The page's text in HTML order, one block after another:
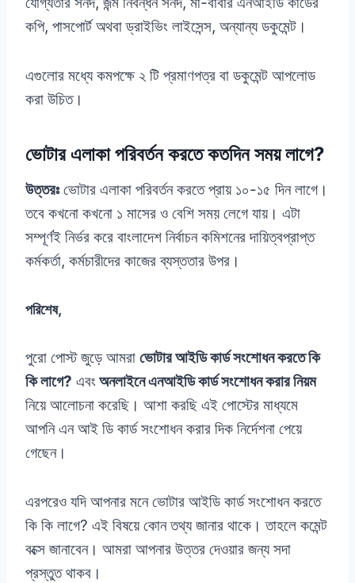
কপি, পাসপোর্ট অথবা ড্রাইভিং লাইসেন্স, অন্যান্য ডকুমেন্ট।
এগুলোর মধ্যে কমপক্ষে ২ টি প্রমাণপত্র বা ডকুমেন্ট আপলোড
করা উচিত।
ভোটার এলাকা পরিবর্তন করতে কতদিন সময় লাগে?
উত্তরঃ ভোটার এলাকা পরিবর্তন করতে প্রায় ১০-১৫ দিন লাগে।
তবে কখনো কখনো ১ মাসের ও বেশি সময় লেগে যায়। এটা
সম্পূর্ণই নির্ভর করে বাংলাদেশ নির্বাচন কমিশনের দায়িত্বপ্রাপ্ত
কর্মকর্তা, কর্মচারীদের কাজের ব্যস্ততার উপর।
পরিশেষ,
পুরো পোস্ট জুড়ে আমরা ভোটার আইডি কার্ড সংশোধন করতে কি
কি লাগে? এবংঅনলাইনে এনআইডি কার্ড সংশোধন করার নিয়ম
নিয়ে আলোচনা করেছি। আশা করছি এই পোস্টের মাধ্যমে
আপনি এন আই ডি কার্ড সংশোধন করার দিক নির্দেশনা পেয়ে
গেছেন।
এরপরেও যদি আপনার মনে ভোটার আইডি কার্ড সংশোধন করতে
কি কি লাগে? এই বিষয়ে কোন তথ্য জানার থাকে। তাহলে কমেন্ট
বক্সে জানাবেন। আমরা আপনার উত্তর দেওয়ার জন্য সদা
প্রস্তুত থাকব।